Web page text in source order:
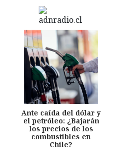
Ante caída del dólar y
el petróleo: ¿Bajarán
los precios de los
combustibles en
Chile?